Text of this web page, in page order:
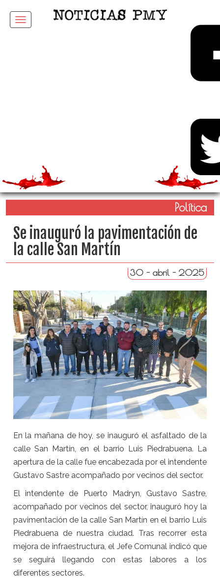
Menu
Política
Se inauguró la pavimentación de
la calle San Martín
30 - abril - 2025
En la mañana de hoy, se inauguró el asfaltado de la
calle San Martín, en el barrio Luis Piedrabuena. La
apertura de la calle fue encabezada por el intendente
Gustavo Sastre acompañado por vecinos del sector.
El intendente de Puerto Madryn, Gustavo Sastre,
acompañado por vecinos del sector, inauguró hoy la
pavimentación de la calle San Martín en el barrio Luis
Piedrabuena de nuestra ciudad. Tras recorrer esta
mejora de infraestructura, el Jefe Comunal indicó que
se seguirá llegando con estas labores a los
diferentes sectores.